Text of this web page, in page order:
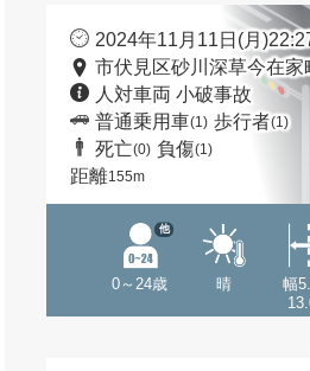
2024年11月11日(月
市伏見区砂川深草今在家
人対車両 小破事故
普通乗用車(1) 歩行者(1)
死亡(0) 負傷(1)
距離155m
0～24歳
他
晴
幅